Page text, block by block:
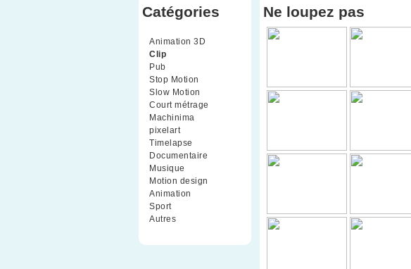
Catégories
Animation 3D
Clip
Pub
Stop Motion
Slow Motion
Court métrage
Machinima
pixelart(10)
Timelapse
Documentaire
Musique
Motion design
Animation
Sport(2)
Autres
Ne loupez pas